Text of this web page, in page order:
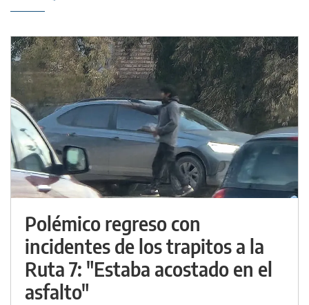
Polémico regreso con
incidentes de los trapitos a la
Ruta 7: "Estaba acostado en el
asfalto"